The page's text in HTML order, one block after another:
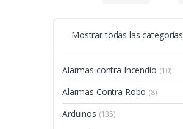
Mostrar todas las categorías
Alarmas contra Incendio (10)
Alarmas Contra Robo (8)
Arduinos (135)